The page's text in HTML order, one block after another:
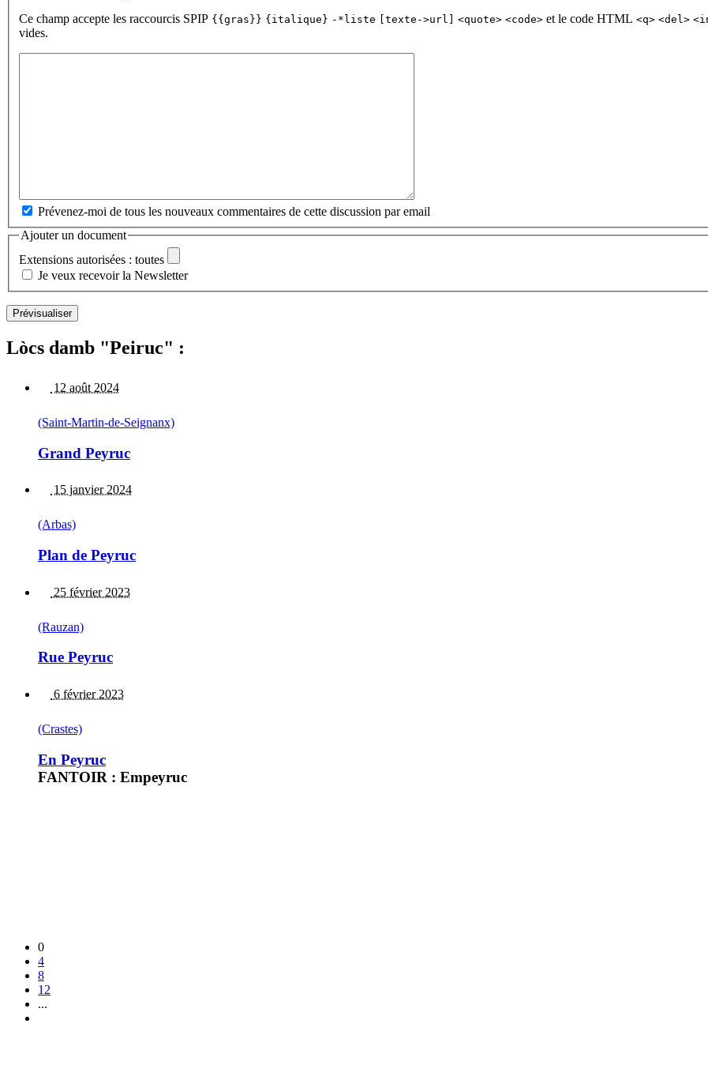
Ce champ accepte les raccourcis SPIP {{gras}} {italique} -*liste [texte->url] <quote> <code> et le code HTML <q> <del>
vides.
Prévenez-moi de tous les nouveaux commentaires de cette discussion par email
Ajouter un document
Extensions autorisées : toutes
Je veux recevoir la Newsletter
Lòcs damb "Peiruc" :
12 août 2024
(Saint-Martin-de-Seignanx)
Grand Peyruc
15 janvier 2024
(Arbas)
Plan de Peyruc
25 février 2023
(Rauzan)
Rue Peyruc
6 février 2023
(Crastes)
En Peyruc
FANTOIR : Empeyruc
0
4
8
12
...